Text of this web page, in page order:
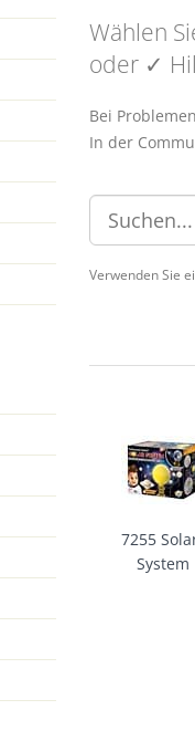
Wählen
oder ✓
Bei
In der
Verwenden Sie
7255
System